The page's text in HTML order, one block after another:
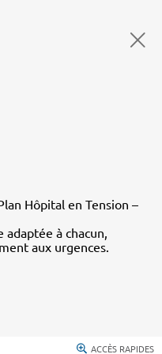
Hôpital en Tension –
adaptée à chacun,
aux urgences.
ACCÈS RAPIDES